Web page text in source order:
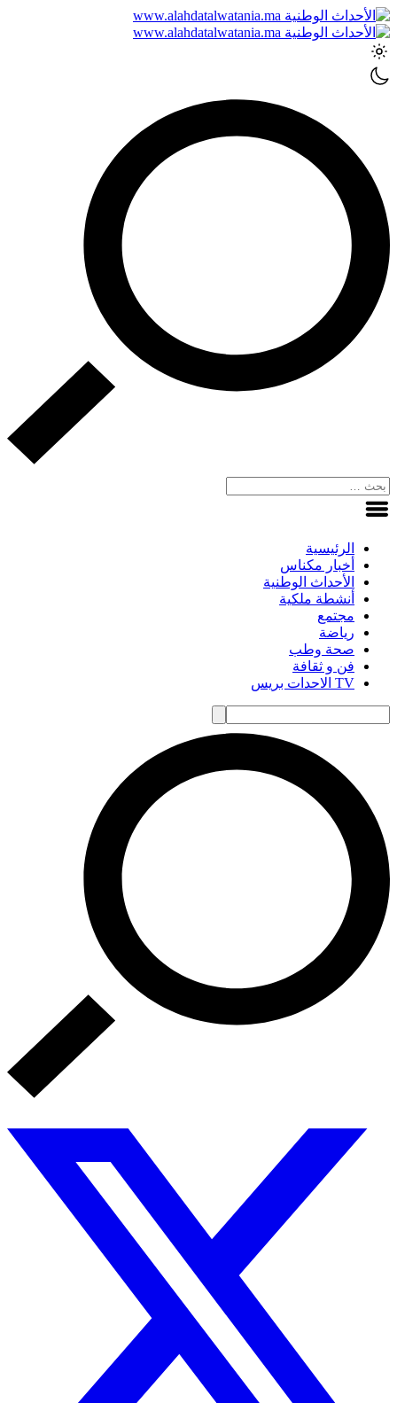
الرئيسية
أخبار مكناس
الأحداث الوطنية
أنشطة ملكية
مجتمع
رياضة
صحة وطب
فن و ثقافة
TV الاحدات بريس